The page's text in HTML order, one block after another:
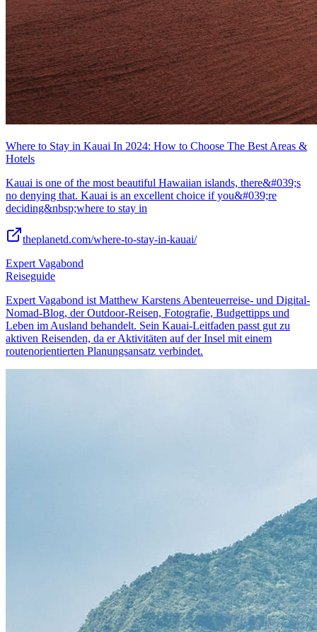
Where to Stay in Kauai In 2024: How to Choose The Best Areas &
Hotels
Kauai is one of the most beautiful Hawaiian islands, there&#039;s
no denying that. Kauai is an excellent choice if you&#039;re
deciding&nbsp;where to stay in
theplanetd.com/where-to-stay-in-kauai/
Expert Vagabond
Reiseguide
Expert Vagabond ist Matthew Karstens Abenteuerreise- und Digital-
Nomad-Blog, der Outdoor-Reisen, Fotografie, Budgettipps und
Leben im Ausland behandelt. Sein Kauai-Leitfaden passt gut zu
aktiven Reisenden, da er Aktivitäten auf der Insel mit einem
routenorientierten Planungsansatz verbindet.